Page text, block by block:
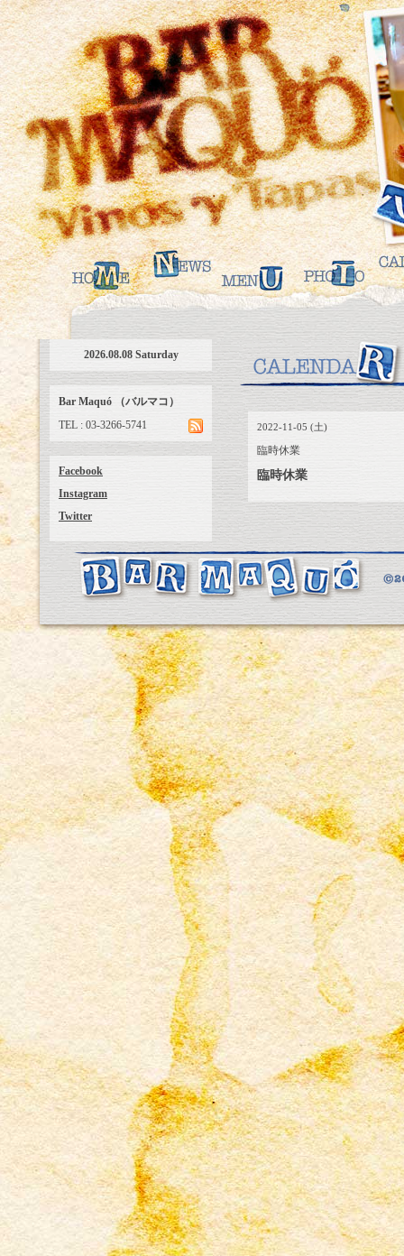
2022-11-05 (土)
臨時休業
臨時休業
2026.08.08 Saturday
Bar Maquó （バルマコ）
TEL : 03-3266-5741
Facebook
Instagram
Twitter